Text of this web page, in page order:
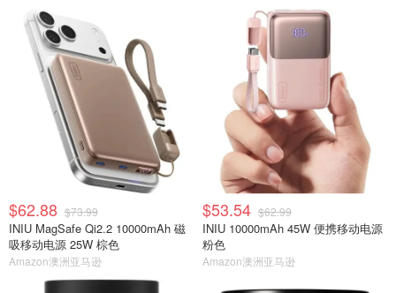
$62.88 $73.99
INIU MagSafe Qi2.2 10000mAh 磁
吸移动电源 25W 棕色
Amazon澳洲亚马逊
$53.54 $62.99
INIU 10000mAh 45W 便携移动电源
粉色
Amazon澳洲亚马逊